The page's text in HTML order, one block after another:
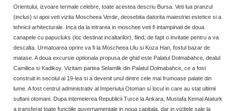
Orientului, izvoare termale celebre, toate acestea descriu Bursa. Veti lua pranzul
(inclus) si apoi veti vizita Moscheea Verde, deosebita datorita maiestriei estetice si a
tehnicii arhitecturale. Inca da la intrarea in moschee veti fi intampinati de doua
canapele cu papucluks (loc destinat incaltarilor), fiind, de fapt o invitatie pentru a va
descalta. Urmatoarea oprire va fi la Moscheea Ulu si Koza Han, fostul bazar de
matase. A doua excursie optionala propusa de ghid este Palatul Dolmabahce, dealul
Camilica si Kadikoy. Vizitam partea Selamlik din Palatul Dolmabahce, ce a fost
construit in secolul al 19-lea si a devenit unul dintre cele mai frumoase palate din
lume. A fost centrul administrativ al Imperiului Otoman si locul in care au stat ultimii
sultani otomani. Dupa intemeierea Republicii Turce la Ankara, Mustafa Kemal Ataturk
a transferat toate functiile guvernamentale in noua capitala, dar in vizitele sale la